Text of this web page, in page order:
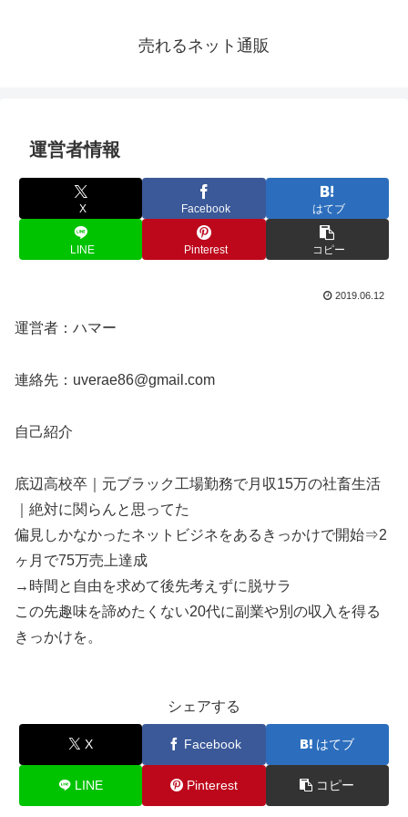
売れるネット通販
運営者情報
X Facebook はてブ
LINE Pinterest コピー
2019.06.12
運営者：ハマー
連絡先：uverae86@gmail.com
自己紹介
底辺高校卒｜元ブラック工場勤務で月収15万の社畜生活
｜絶対に関らんと思ってた
偏見しかなかったネットビジネをあるきっかけで開始⇒2
ヶ月で75万売上達成
→時間と自由を求めて後先考えずに脱サラ
この先趣味を諦めたくない20代に副業や別の収入を得る
きっかけを。
シェアする
X Facebook はてブ
LINE Pinterest コピー